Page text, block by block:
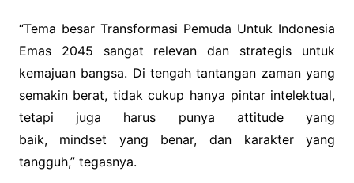
“Tema besar Transformasi Pemuda Untuk Indonesia
Emas 2045 sangat relevan dan strategis untuk
kemajuan bangsa. Di tengah tantangan zaman yang
semakin berat, tidak cukup hanya pintar intelektual,
tetapi juga harus punya attitude yang
baik, mindset yang benar, dan karakter yang
tangguh,” tegasnya.